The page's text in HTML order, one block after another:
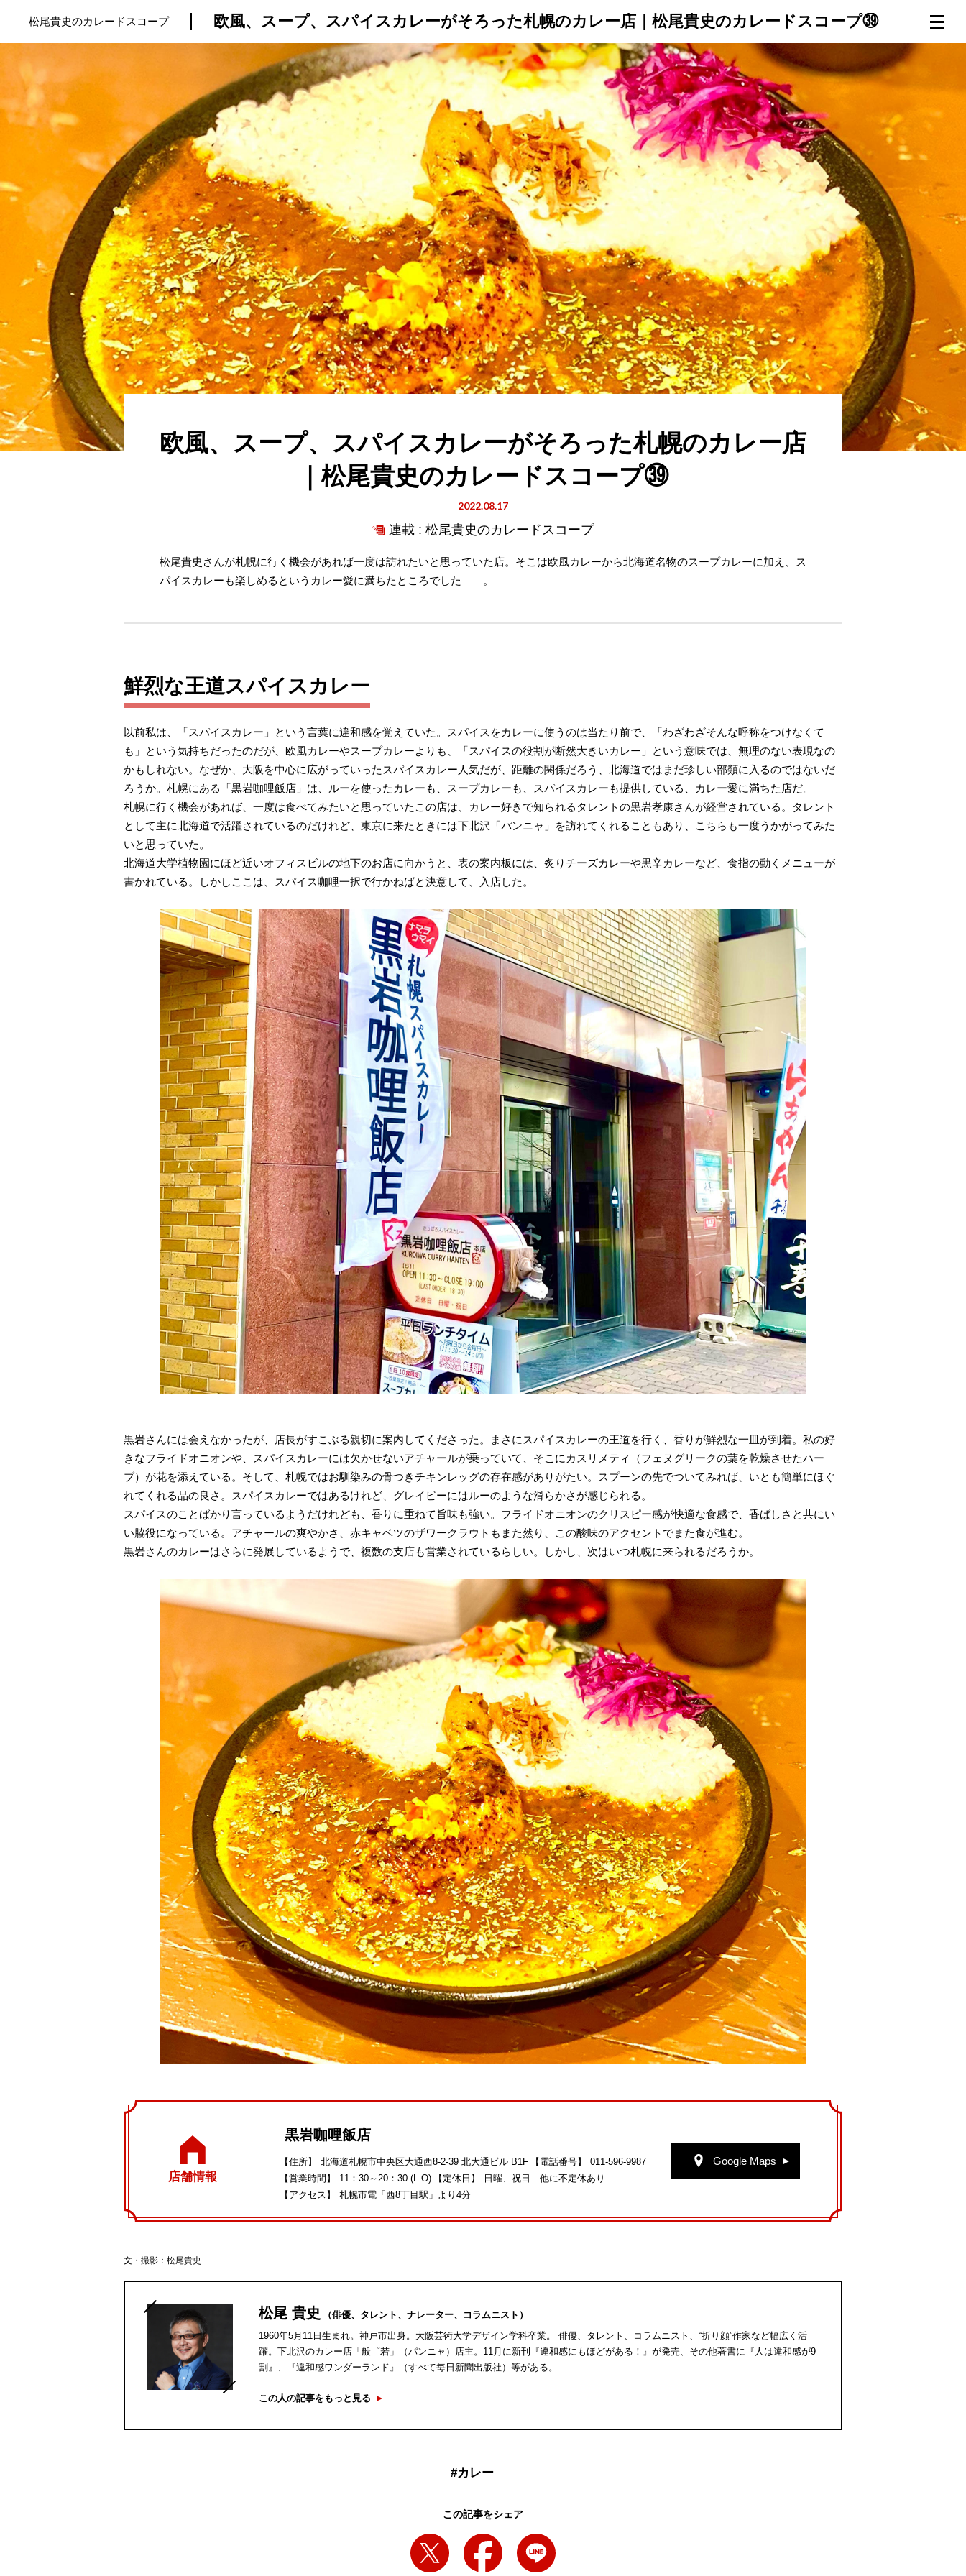
トップ プロが教えるレシピ 厳選！店探し 食のストーリー 連載一覧 倶楽部入会 （無料） ログイン
松尾貴史のカレードスコープ 欧風、スープ、スパイスカレーがそろった札幌のカレー店｜松尾貴史のカレードスコープ㊴
欧風、スープ、スパイスカレーがそろった札幌のカレー店
｜松尾貴史のカレードスコープ㊴
2022.08.17
連載 : 松尾貴史のカレードスコープ
松尾貴史さんが札幌に行く機会があれば一度は訪れたいと思っていた店。そこは欧風カレーから北海道名物のスープカレーに加え、ス
パイスカレーも楽しめるというカレー愛に満ちたところでした――。
鮮烈な王道スパイスカレー
以前私は、「スパイスカレー」という言葉に違和感を覚えていた。スパイスをカレーに使うのは当たり前で、「わざわざそんな呼称をつけなくて
も」という気持ちだったのだが、欧風カレーやスープカレーよりも、「スパイスの役割が断然大きいカレー」という意味では、無理のない表現なの
かもしれない。なぜか、大阪を中心に広がっていったスパイスカレー人気だが、距離の関係だろう、北海道ではまだ珍しい部類に入るのではないだ
ろうか。札幌にある「黒岩咖哩飯店」は、ルーを使ったカレーも、スープカレーも、スパイスカレーも提供している、カレー愛に満ちた店だ。
札幌に行く機会があれば、一度は食べてみたいと思っていたこの店は、カレー好きで知られるタレントの黒岩孝康さんが経営されている。タレント
として主に北海道で活躍されているのだけれど、東京に来たときには下北沢「パンニャ」を訪れてくれることもあり、こちらも一度うかがってみた
いと思っていた。
北海道大学植物園にほど近いオフィスビルの地下のお店に向かうと、表の案内板には、炙りチーズカレーや黒辛カレーなど、食指の動くメニューが
書かれている。しかしここは、スパイス咖哩一択で行かねばと決意して、入店した。
黒岩さんには会えなかったが、店長がすこぶる親切に案内してくださった。まさにスパイスカレーの王道を行く、香りが鮮烈な一皿が到着。私の好
きなフライドオニオンや、スパイスカレーには欠かせないアチャールが乗っていて、そこにカスリメティ（フェヌグリークの葉を乾燥させたハー
ブ）が花を添えている。そして、札幌ではお馴染みの骨つきチキンレッグの存在感がありがたい。スプーンの先でついてみれば、いとも簡単にほぐ
れてくれる品の良さ。スパイスカレーではあるけれど、グレイビーにはルーのような滑らかさが感じられる。
スパイスのことばかり言っているようだけれども、香りに重ねて旨味も強い。フライドオニオンのクリスピー感が快適な食感で、香ばしさと共にい
い脇役になっている。アチャールの爽やかさ、赤キャベツのザワークラウトもまた然り、この酸味のアクセントでまた食が進む。
黒岩さんのカレーはさらに発展しているようで、複数の支店も営業されているらしい。しかし、次はいつ札幌に来られるだろうか。
店舗情報
黒岩咖哩飯店
【住所】 北海道札幌市中央区大通西8‐2‐39 北大通ビル B1F 【電話番号】
011‐596‐9987
【営業時間】
11：30～20：30 (L.O) 【定休日】
日曜、祝日 他に不定休あり
【アクセス】
札幌市電「西8丁目駅」より4分
Google Maps
文・撮影：松尾貴史
松尾 貴史
（俳優、タレント、ナレーター、コラムニスト）
1960年5月11日生まれ。神戸市出身。大阪芸術大学デザイン学科卒業。 俳優、タレント、コラムニスト、“折り顔”作家など幅広く活
躍。下北沢のカレー店「般゜若」（パンニャ）店主。11月に新刊『違和感にもほどがある！』が発売、その他著書に『人は違和感が9
割』、『違和感ワンダーランド』（すべて毎日新聞出版社）等がある。
この人の記事をもっと見る
#カレー
この記事をシェア